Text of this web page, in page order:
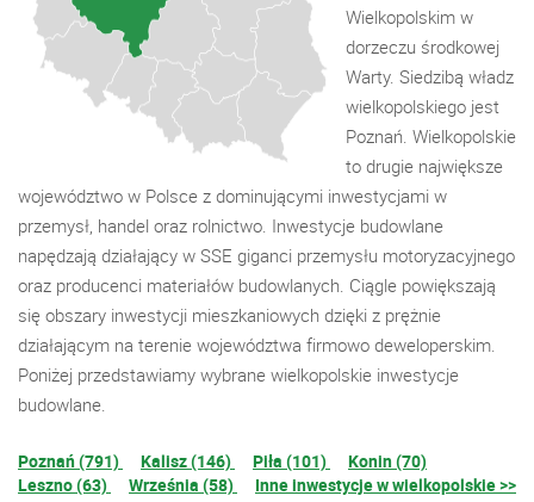
Wielkopolskim w
dorzeczu środkowej
Warty. Siedzibą władz
wielkopolskiego jest
Poznań. Wielkopolskie
to drugie największe
województwo w Polsce z dominującymi inwestycjami w
przemysł, handel oraz rolnictwo. Inwestycje budowlane
napędzają działający w SSE giganci przemysłu motoryzacyjnego
oraz producenci materiałów budowlanych. Ciągle powiększają
się obszary inwestycji mieszkaniowych dzięki z prężnie
działającym na terenie województwa firmowo deweloperskim.
Poniżej przedstawiamy wybrane wielkopolskie inwestycje
budowlane.
Poznań (791) Kalisz (146) Piła (101)
Konin (70)
Leszno (63)
Września (58) Inne inwestycje w wielkopolskie >>